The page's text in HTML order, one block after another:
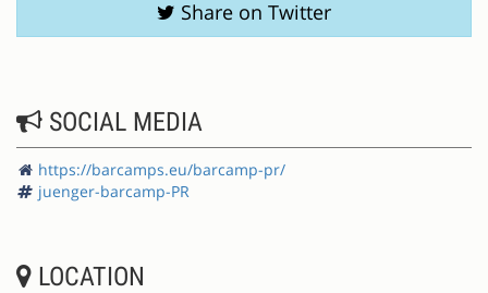
Share on Twitter
SOCIAL MEDIA
https://barcamps.eu/barcamp-pr/
juenger-barcamp-PR
LOCATION